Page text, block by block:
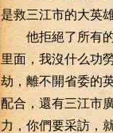
是救三江市的大英雄
他拒絕了所有的
里面，我沒什么功
劫，離不開省委的
配合，還有三江市
力，你們要采訪，